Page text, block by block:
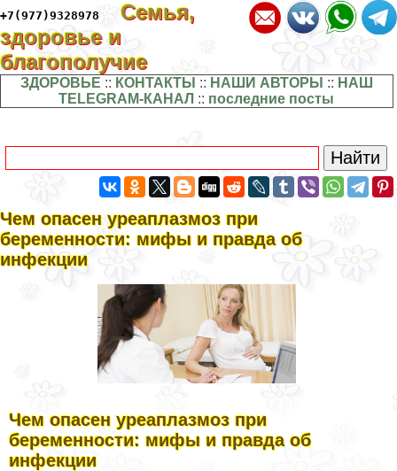
+7(977)9328978
Семья,
здоровье и
благополучие
ЗДОРОВЬЕ :: КОНТАКТЫ :: НАШИ АВТОРЫ :: НАШ
TELEGRAM-КАНАЛ :: последние посты
Чем опасен уреаплазмоз при
беременности: мифы и правда об
инфекции
Чем опасен уреаплазмоз при
беременности: мифы и правда об
инфекции